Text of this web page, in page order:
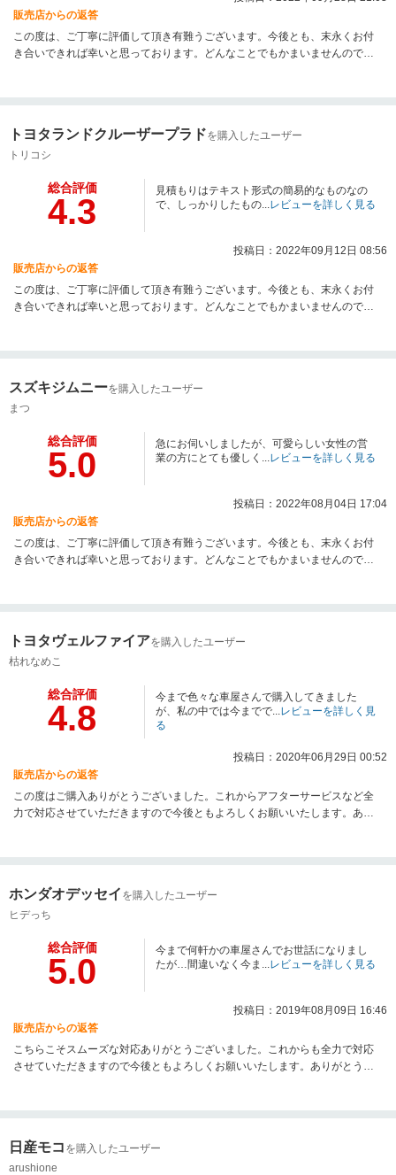
販売店からの返答
この度は、ご丁寧に評価して頂き有難うございます。今後とも、末永くお付
き合いできれば幸いと思っております。どんなことでもかまいませんので、
トヨタランドクルーザープラドを購入したユーザー
トリコシ
総合評価
4.3
見積もりはテキスト形式の簡易的なものなの
で、しっかりしたもの...レビューを詳しく見る
投稿日：2022年09月12日 08:56
販売店からの返答
この度は、ご丁寧に評価して頂き有難うございます。今後とも、末永くお付
き合いできれば幸いと思っております。どんなことでもかまいませんので、
スズキジムニーを購入したユーザー
まつ
総合評価
5.0
急にお伺いしましたが、可愛らしい女性の営
業の方にとても優しく...レビューを詳しく見る
投稿日：2022年08月04日 17:04
販売店からの返答
この度は、ご丁寧に評価して頂き有難うございます。今後とも、末永くお付
き合いできれば幸いと思っております。どんなことでもかまいませんので、
トヨタヴェルファイアを購入したユーザー
枯れなめこ
総合評価
4.8
今まで色々な車屋さんで購入してきました
が、私の中では今までで...レビューを詳しく見
る
投稿日：2020年06月29日 00:52
販売店からの返答
この度はご購入ありがとうございました。これからアフターサービスなど全
力で対応させていただきますので今後ともよろしくお願いいたします。あり
ホンダオデッセイ を購入したユーザー
ヒデっち
総合評価
5.0
今まで何軒かの車屋さんでお世話になりまし
たが…間違いなく今ま...レビューを詳しく見る
投稿日：2019年08月09日 16:46
販売店からの返答
こちらこそスムーズな対応ありがとうございました。これからも全力で対応
させていただきますので今後ともよろしくお願いいたします。ありがとうご
日産モコ を購入したユーザー
arushione